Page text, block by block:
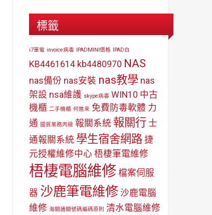
標籤
i7筆電 invoice病毒 IPADMINI價格 IPAD白
KB4461614 kb4480970 NAS
nas備份 nas安裝 nas教學 nas
架設 nsa維護 skype病毒 WIN10 中古
機櫃 二手機櫃 何進來 免費防毒軟體 力
通 國貿業務丙級 報關系統 報關行 士
通報關系統 學生宿舍網路 捷
元授權維修中心 梧棲筆電維修
梧棲電腦維修 檔案伺服
器 沙鹿筆電維修 沙鹿電腦
維修 海關通關號碼編碼原則 清水電腦維修